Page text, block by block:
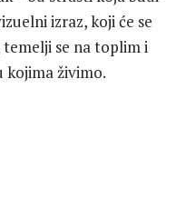
izraz, koji će se
se na toplim i
kojima živimo.